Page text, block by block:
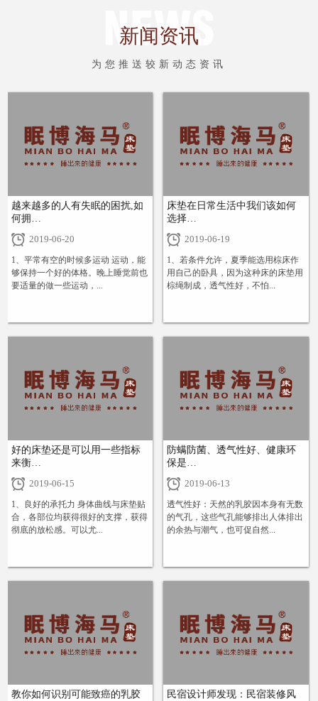
新闻资讯
为您推送较新动态资讯
越来越多的人有失眠的困扰,如
何拥…
2019-06-20
1、平常有空的时候多运动 运动，能
够保持一个好的体格。晚上睡觉前也
要适量的做一些运动，...
+
床垫在日常生活中我们该如何
选择…
2019-06-19
1、若条件允许，夏季能选用棕床作
用自己的卧具，因为这种床的床垫用
棕绳制成，透气性好，不怕...
+
好的床垫还是可以用一些指标
来衡…
2019-06-15
1、良好的承托力 身体曲线与床垫贴
合，各部位均获得很好的支撑，获得
彻底的放松感。可以尤...
+
防螨防菌、透气性好、健康环
保是…
2019-06-13
透气性好：天然的乳胶因本身有无数
的气孔，这些气孔能够排出人体排出
的余热与潮气，也可促自然...
+
教你如何识别可能致癌的乳胶
民宿设计师发现：民宿装修风